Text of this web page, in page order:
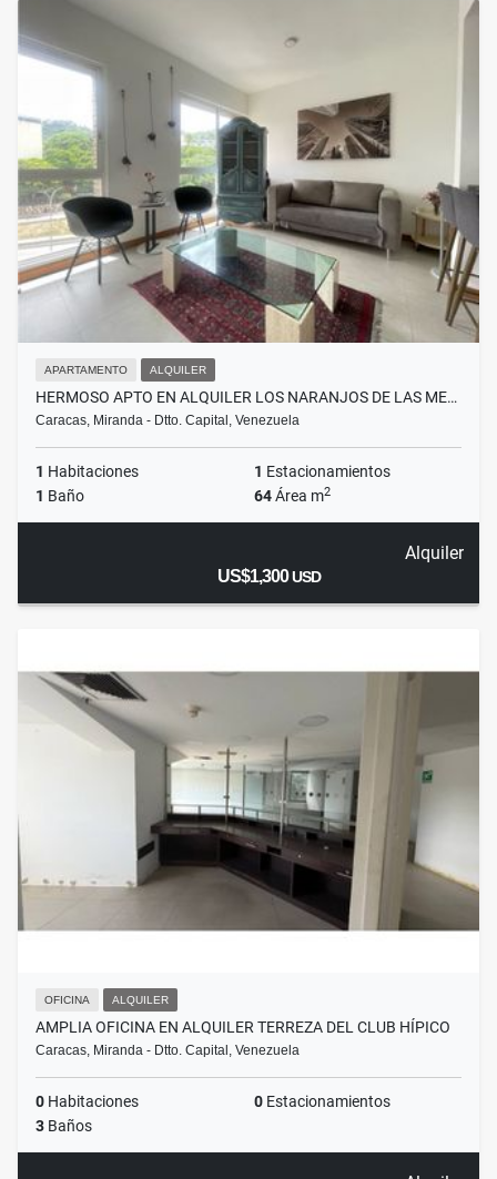
APARTAMENTO ALQUILER
HERMOSO APTO EN ALQUILER LOS NARANJOS DE LAS ME…
Caracas, Miranda - Dtto. Capital, Venezuela
1 Habitaciones 1 Estacionamientos
1 Baño 64Área m2
Alquiler
US$1,300USD
OFICINA ALQUILER
AMPLIA OFICINA EN ALQUILER TERREZA DEL CLUB HÍPICO
Caracas, Miranda - Dtto. Capital, Venezuela
0 Habitaciones 0 Estacionamientos
3 Baños